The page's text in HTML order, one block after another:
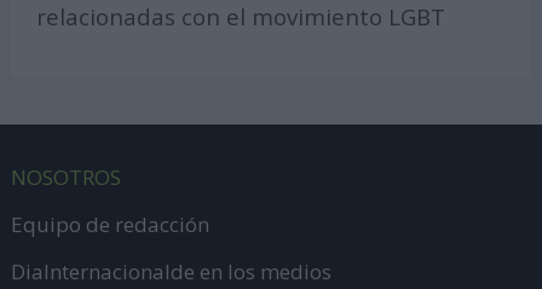
relacionadas con el movimiento LGBT
NOSOTROS
Equipo de redacción
DiaInternacionalde en los medios